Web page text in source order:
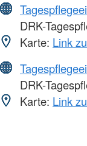
DRK-
Karte: Link
DRK-
Karte: Link